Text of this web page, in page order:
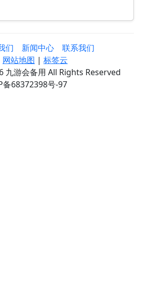
们 新闻中心
联系我们
网站地图 | 标签云
游会备用 All Rights Reserved
备68372398号-97